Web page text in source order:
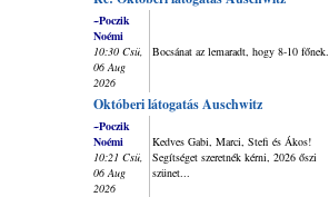
~Poczik
Noémi
10:30 Csü,
06 Aug
2026
Bocsánat az lemaradt, hogy 8-10 főnek.
Októberi látogatás Auschwitz
~Poczik
Noémi
10:21 Csü,
06 Aug
2026
Kedves Gabi, Marci, Stefi és Ákos!
Segítséget szeretnék kérni, 2026 őszi
szünet...